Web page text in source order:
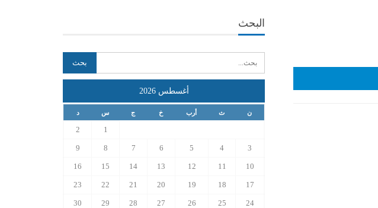
البحث
أغسطس 2026
ن ث أرب خ ج س د
1
2
3
4
5
6
7
8
9
10
11
12
13
14
15
16
17
18
19
20
21
22
23
24
25
26
27
28
29
30